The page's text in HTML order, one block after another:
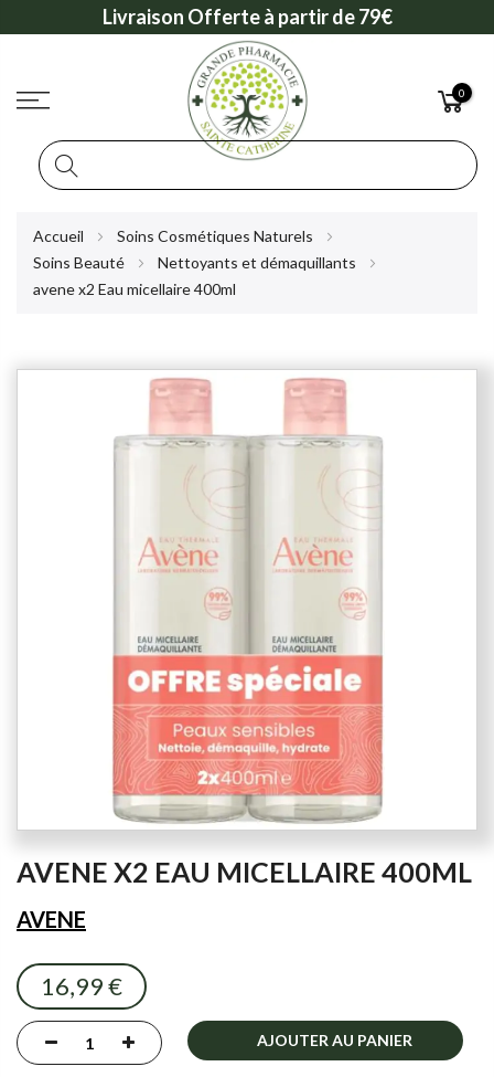
Livraison Offerte à partir de 79€
0
Accueil
Soins Cosmétiques Naturels
Soins Beauté
Nettoyants et démaquillants
avene x2 Eau micellaire 400ml
to
beginning
the
images
gallery
AVENE X2 EAU MICELLAIRE 400ML
AVENE
16,99 €
AJOUTER AU PANIER